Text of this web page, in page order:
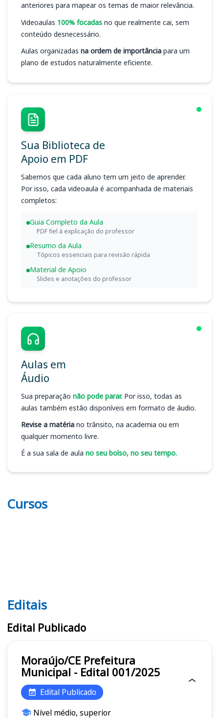
anteriores para mapear os temas de maior relevância.
Videoaulas 100% focadas no que realmente cai, sem
conteúdo desnecessário.
Aulas organizadas na ordem de importância para um
plano de estudos naturalmente eficiente.
Sua Biblioteca de
Apoio em PDF
Sabemos que cada aluno tem um jeito de aprender.
Por isso, cada videoaula é acompanhada de materiais
completos:
Guia Completo da Aula
PDF fiel à explicação do professor
Resumo da Aula
Tópicos essenciais para revisão rápida
Material de Apoio
Slides e anotações do professor
Aulas em
Áudio
Sua preparação não pode parar. Por isso, todas as
aulas também estão disponíveis em formato de áudio.
Revise a matéria no trânsito, na academia ou em
qualquer momento livre.
É a sua sala de aula no seu bolso, no seu tempo.
Cursos
Editais
Editais
Edital Publicado
Moraújo/CE Prefeitura
Municipal - Edital 001/2025
Edital Publicado
Nível médio, superior